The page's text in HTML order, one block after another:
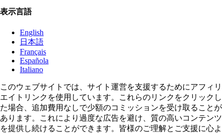
表示言語
English
日本語
Français
Española
Italiano
このウェブサイトでは、サイト運営を支援するためにアフィリ
エイトリンクを使用しています。これらのリンクをクリックし
た場合、追加費用なしで少額のコミッションを受け取ることが
あります。これにより過度な広告を避け、質の高いコンテンツ
を提供し続けることができます。皆様のご理解とご支援に心よ